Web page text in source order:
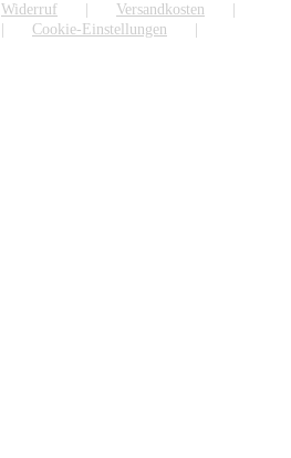
Widerruf
Versandkosten
Cookie-Einstellungen